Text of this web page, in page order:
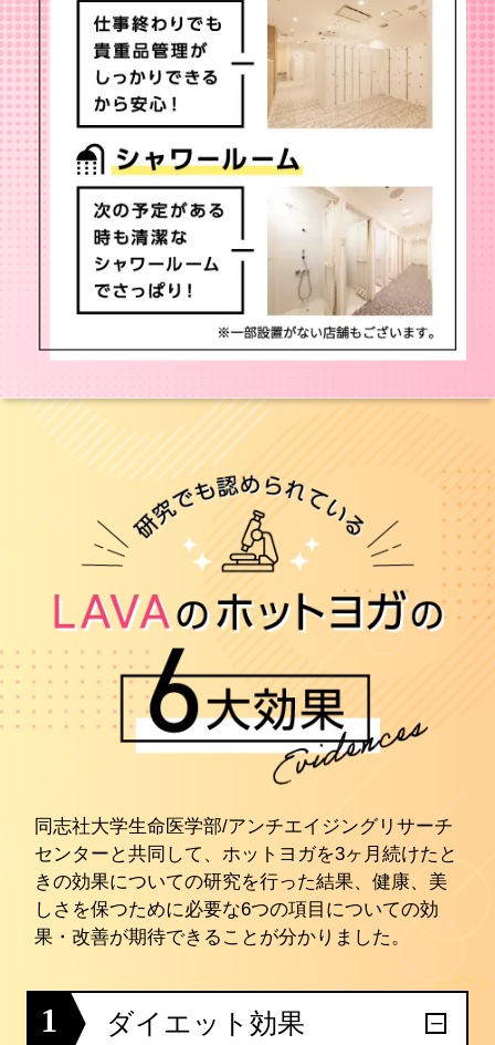
同志社大学生命医学部/アンチエイジングリサーチ
センターと共同して、ホットヨガを3ヶ月続けたと
きの効果についての研究を行った結果、健康、美
しさを保つために必要な6つの項目についての効
果・改善が期待できることが分かりました。
1 ダイエット効果